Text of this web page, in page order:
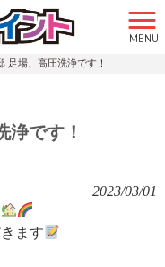
MENU
足場、高圧洗浄です！
浄です！
2023/03/01
ます